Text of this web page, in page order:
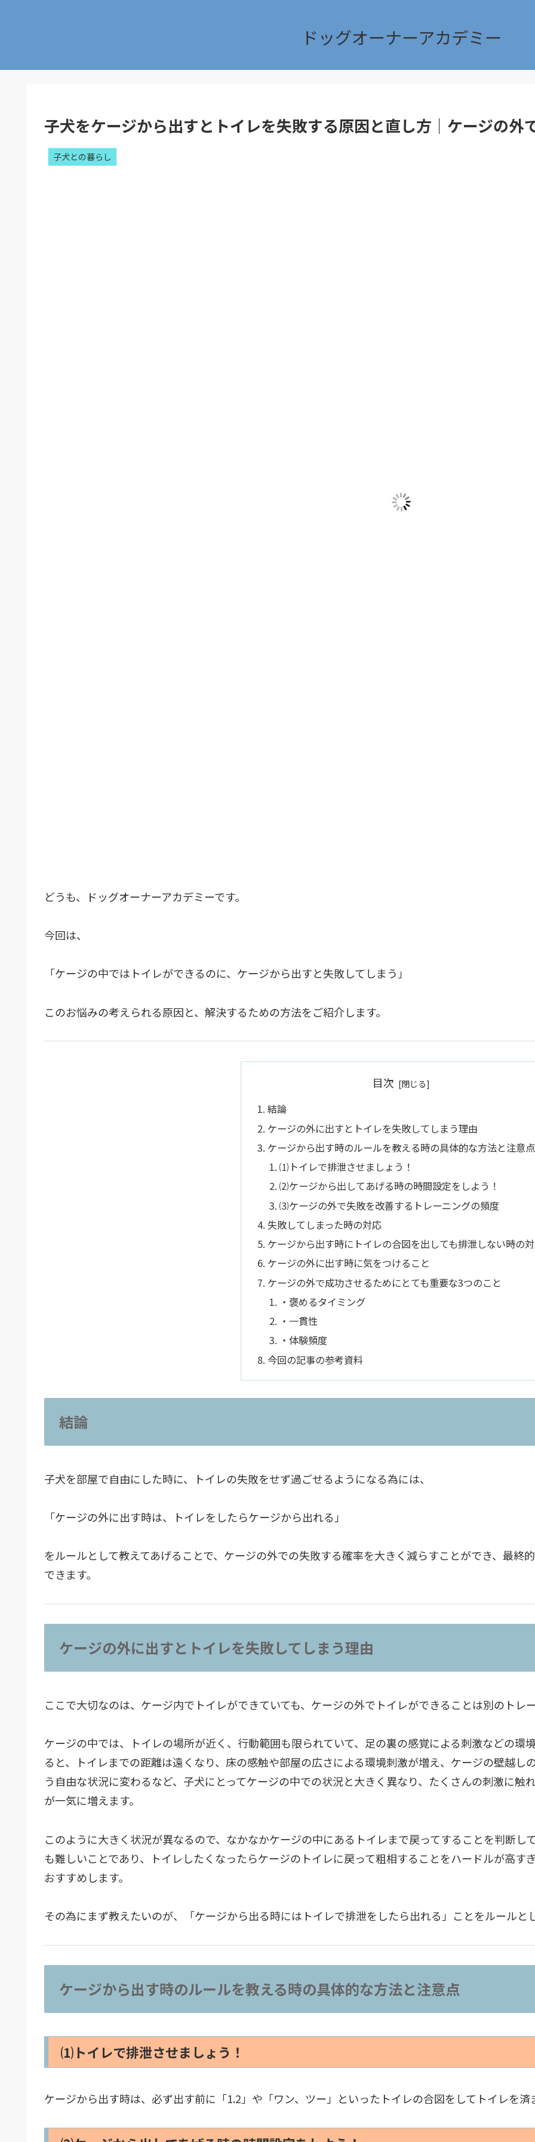
ドッグオーナーアカデミー
子犬をケージから出すとトイレを失敗する原因と直し方｜ケージの外
子犬との暮らし
どうも、ドッグオーナーアカデミーです。
今回は、
「ケージの中ではトイレができるのに、ケージから出すと失敗してしまう」
このお悩みの考えられる原因と、解決するための方法をご紹介します。
目次
結論
ケージの外に出すとトイレを失敗してしまう理由
ケージから出す時のルールを教える時の具体的な方法と注意点
⑴トイレで排泄させましょう！
⑵ケージから出してあげる時の時間設定をしよう！
⑶ケージの外で失敗を改善するトレーニングの頻度
失敗してしまった時の対応
ケージから出す時にトイレの合図を出しても排泄しない時の
ケージの外に出す時に気をつけること
ケージの外で成功させるためにとても重要な3つのこと
・褒めるタイミング
・一貫性
・体験頻度
今回の記事の参考資料
結論
子犬を部屋で自由にした時に、トイレの失敗をせず過ごせるようになる為には、
「ケージの外に出す時は、トイレをしたらケージから出れる」
をルールとして教えてあげることで、ケージの外での失敗する確率を大きく減らすことができ、最終
できます。
ケージの外に出すとトイレを失敗してしまう理由
ここで大切なのは、ケージ内でトイレができていても、ケージの外でトイレができることは別のトレ
ケージの中では、トイレの場所が近く、行動範囲も限られていて、足の裏の感覚による刺激などの環
ると、トイレまでの距離は遠くなり、床の感触や部屋の広さによる環境刺激が増え、ケージの壁越
う自由な状況に変わるなど、子犬にとってケージの中での状況と大きく異なり、たくさんの刺激に触
が一気に増えます。
このように大きく状況が異なるので、なかなかケージの中にあるトイレまで戻ってすることを判断し
も難しいことであり、トイレしたくなったらケージのトイレに戻って粗相することをハードルが高す
おすすめします。
その為にまず教えたいのが、「ケージから出る時にはトイレで排泄をしたら出れる」ことをルールと
ケージから出す時のルールを教える時の具体的な方法と注意点
⑴トイレで排泄させましょう！
ケージから出す時は、必ず出す前に「1.2」や「ワン、ツー」といったトイレの合図をしてトイレを